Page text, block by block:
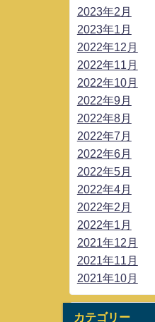
2023年2月
2023年1月
2022年12月
2022年11月
2022年10月
2022年9月
2022年8月
2022年7月
2022年6月
2022年5月
2022年4月
2022年2月
2022年1月
2021年12月
2021年11月
2021年10月
カテゴリー